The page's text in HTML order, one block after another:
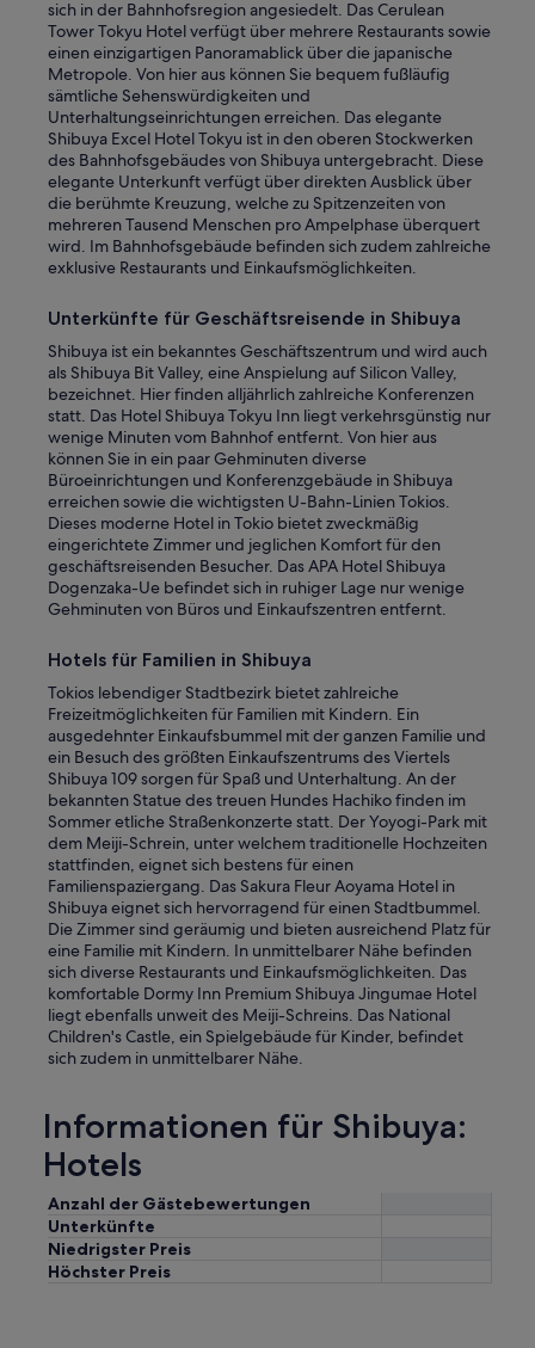
sich in der Bahnhofsregion angesiedelt. Das Cerulean
Tower Tokyu Hotel verfügt über mehrere Restaurants sowie
einen einzigartigen Panoramablick über die japanische
Metropole. Von hier aus können Sie bequem fußläufig
sämtliche Sehenswürdigkeiten und
Unterhaltungseinrichtungen erreichen. Das elegante
Shibuya Excel Hotel Tokyu ist in den oberen Stockwerken
des Bahnhofsgebäudes von Shibuya untergebracht. Diese
elegante Unterkunft verfügt über direkten Ausblick über
die berühmte Kreuzung, welche zu Spitzenzeiten von
mehreren Tausend Menschen pro Ampelphase überquert
wird. Im Bahnhofsgebäude befinden sich zudem zahlreiche
exklusive Restaurants und Einkaufsmöglichkeiten.
Unterkünfte für Geschäftsreisende in Shibuya
Shibuya ist ein bekanntes Geschäftszentrum und wird auch
als Shibuya Bit Valley, eine Anspielung auf Silicon Valley,
bezeichnet. Hier finden alljährlich zahlreiche Konferenzen
statt. Das Hotel Shibuya Tokyu Inn liegt verkehrsgünstig nur
wenige Minuten vom Bahnhof entfernt. Von hier aus
können Sie in ein paar Gehminuten diverse
Büroeinrichtungen und Konferenzgebäude in Shibuya
erreichen sowie die wichtigsten U-Bahn-Linien Tokios.
Dieses moderne Hotel in Tokio bietet zweckmäßig
eingerichtete Zimmer und jeglichen Komfort für den
geschäftsreisenden Besucher. Das APA Hotel Shibuya
Dogenzaka-Ue befindet sich in ruhiger Lage nur wenige
Gehminuten von Büros und Einkaufszentren entfernt.
Hotels für Familien in Shibuya
Tokios lebendiger Stadtbezirk bietet zahlreiche
Freizeitmöglichkeiten für Familien mit Kindern. Ein
ausgedehnter Einkaufsbummel mit der ganzen Familie und
ein Besuch des größten Einkaufszentrums des Viertels
Shibuya 109 sorgen für Spaß und Unterhaltung. An der
bekannten Statue des treuen Hundes Hachiko finden im
Sommer etliche Straßenkonzerte statt. Der Yoyogi-Park mit
dem Meiji-Schrein, unter welchem traditionelle Hochzeiten
stattfinden, eignet sich bestens für einen
Familienspaziergang. Das Sakura Fleur Aoyama Hotel in
Shibuya eignet sich hervorragend für einen Stadtbummel.
Die Zimmer sind geräumig und bieten ausreichend Platz für
eine Familie mit Kindern. In unmittelbarer Nähe befinden
sich diverse Restaurants und Einkaufsmöglichkeiten. Das
komfortable Dormy Inn Premium Shibuya Jingumae Hotel
liegt ebenfalls unweit des Meiji-Schreins. Das National
Children's Castle, ein Spielgebäude für Kinder, befindet
sich zudem in unmittelbarer Nähe.
Informationen für Shibuya:
Hotels
Anzahl der Gästebewertungen
Unterkünfte
Niedrigster Preis
Höchster Preis